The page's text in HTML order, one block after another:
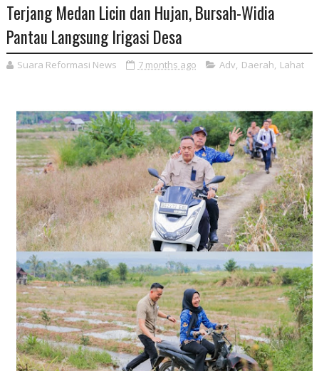
Terjang Medan Licin dan Hujan, Bursah-Widia
Pantau Langsung Irigasi Desa
Suara Reformasi News 7 months ago Adv, Daerah, Lahat